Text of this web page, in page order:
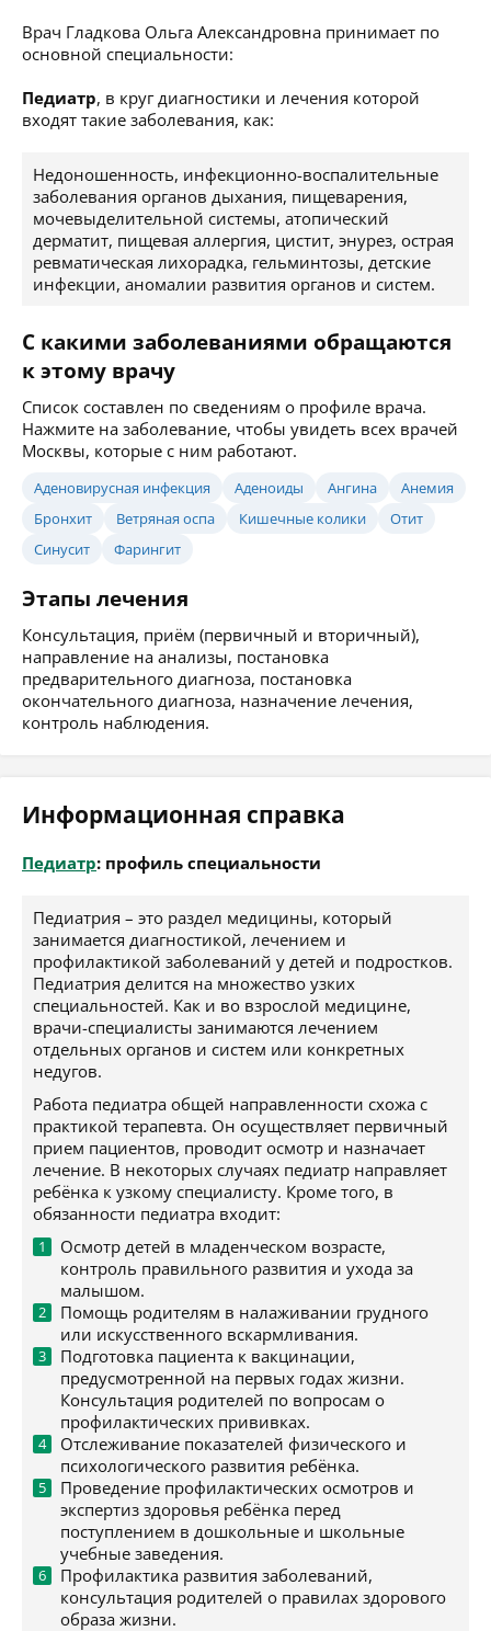
Врач Гладкова Ольга Александровна принимает по
основной специальности:
Педиатр, в круг диагностики и лечения которой
входят такие заболевания, как:
Недоношенность, инфекционно-воспалительные
заболевания органов дыхания, пищеварения,
мочевыделительной системы, атопический
дерматит, пищевая аллергия, цистит, энурез, острая
ревматическая лихорадка, гельминтозы, детские
инфекции, аномалии развития органов и систем.
С какими заболеваниями обращаются
к этому врачу
Список составлен по сведениям о профиле врача.
Нажмите на заболевание, чтобы увидеть всех врачей
Москвы, которые с ним работают.
Аденовирусная инфекция Аденоиды Ангина
Анемия
Бронхит
Ветряная оспа Кишечные колики
Отит
Синусит
Фарингит
Этапы лечения
Консультация, приём (первичный и вторичный),
направление на анализы, постановка
предварительного диагноза, постановка
окончательного диагноза, назначение лечения,
контроль наблюдения.
Информационная справка
Педиатр: профиль специальности
Педиатрия – это раздел медицины, который
занимается диагностикой, лечением и
профилактикой заболеваний у детей и подростков.
Педиатрия делится на множество узких
специальностей. Как и во взрослой медицине,
врачи-специалисты занимаются лечением
отдельных органов и систем или конкретных
недугов.
Работа педиатра общей направленности схожа с
практикой терапевта. Он осуществляет первичный
прием пациентов, проводит осмотр и назначает
лечение. В некоторых случаях педиатр направляет
ребёнка к узкому специалисту. Кроме того, в
обязанности педиатра входит:
Осмотр детей в младенческом возрасте,
контроль правильного развития и ухода за
малышом.
Помощь родителям в налаживании грудного
или искусственного вскармливания.
Подготовка пациента к вакцинации,
предусмотренной на первых годах жизни.
Консультация родителей по вопросам о
профилактических прививках.
Отслеживание показателей физического и
психологического развития ребёнка.
Проведение профилактических осмотров и
экспертиз здоровья ребёнка перед
поступлением в дошкольные и школьные
учебные заведения.
Профилактика развития заболеваний,
консультация родителей о правилах здорового
образа жизни.